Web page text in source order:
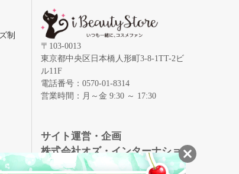
制
〒103-0013
東京都中央区日本橋人形町3-8-1TT-2ビ
ル11F
電話番号：0570-01-8314
営業時間：月～金 9:30 ～ 17:30
サイト運営・企画
株式会社オズ・インターナショ
ナル